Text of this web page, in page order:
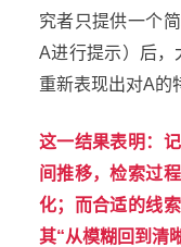
究者只提供一个
A进行提示）后，
重新表现出对A的
这一结果表明：
间推移，检索过
化；而合适的线
其“从模糊回到清